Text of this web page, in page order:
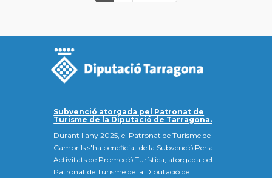
Subvenció atorgada pel Patronat de
Turisme de la Diputació de Tarragona.
Durant l'any 2025, el Patronat de Turisme de
Cambrils s'ha beneficiat de la Subvenció Per a
Activitats de Promoció Turística, atorgada pel
Patronat de Turisme de la Diputació de